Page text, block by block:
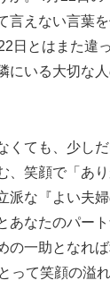
言えない言葉
日とはまた違
にいる大切な
くても、少しだ
、笑顔で「あ
派な『よい夫婦
あなたのパー
の一助となれ
って笑顔の溢